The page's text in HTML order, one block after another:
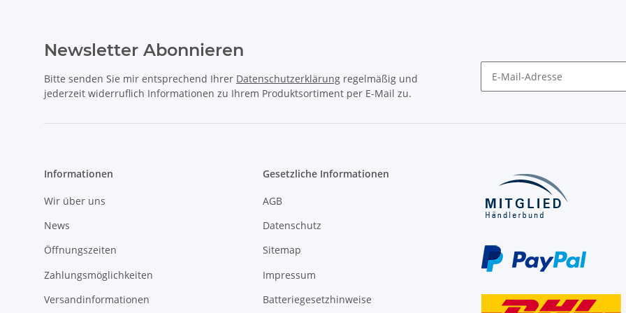
Newsletter Abonnieren
Bitte senden Sie mir entsprechend Ihrer Datenschutzerklärung regelmäßig und
jederzeit widerruflich Informationen zu Ihrem Produktsortiment per E-Mail zu.
Informationen
Wir über uns
News
Öffnungszeiten
Zahlungsmöglichkeiten
Versandinformationen
Gesetzliche Informationen
AGB
Datenschutz
Sitemap
Impressum
Batteriegesetzhinweise